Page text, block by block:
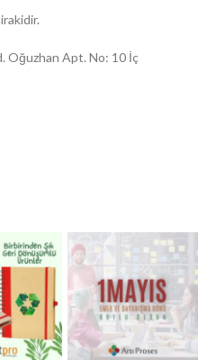
Oğuzhan Apt. No: 10 İç